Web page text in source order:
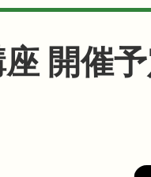
開催